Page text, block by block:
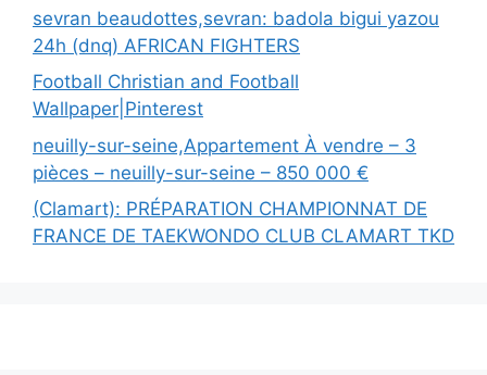
sevran beaudottes,sevran: badola bigui yazou
24h (dnq) AFRICAN FIGHTERS
Football Christian and Football
Wallpaper|Pinterest
neuilly-sur-seine,Appartement À vendre – 3
pièces – neuilly-sur-seine – 850 000 €
(Clamart): PRÉPARATION CHAMPIONNAT DE
FRANCE DE TAEKWONDO CLUB CLAMART TKD